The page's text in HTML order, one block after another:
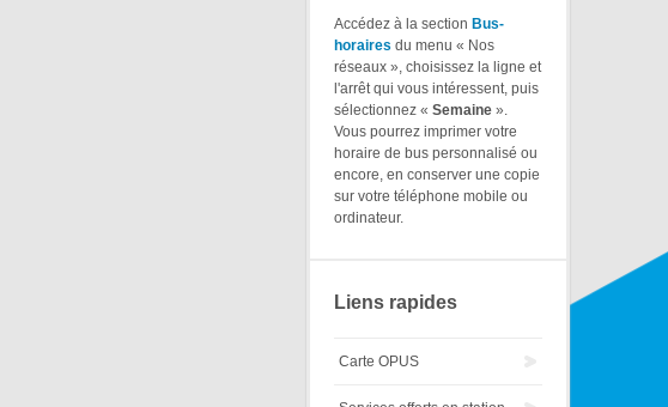
Accédez à la section Bus-
horaires du menu « Nos
réseaux », choisissez la ligne et
l'arrêt qui vous intéressent, puis
sélectionnez « Semaine ».
Vous pourrez imprimer votre
horaire de bus personnalisé ou
encore, en conserver une copie
sur votre téléphone mobile ou
ordinateur.
Liens rapides
Carte OPUS